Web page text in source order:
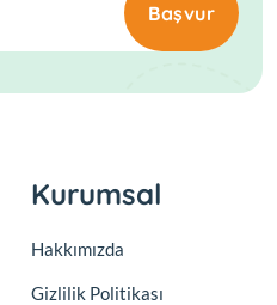
Başvur
Kurumsal
Hakkımızda
Gizlilik Politikası